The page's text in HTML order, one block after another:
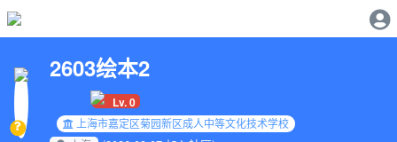
2603绘本2
Lv. 0
上海市嘉定区菊园新区成人中等文化技术学校